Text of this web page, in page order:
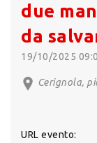
due
da
19/10/2025
Cerignola,
URL evento: